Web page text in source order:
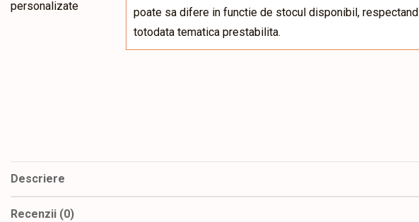
poate sa difere in functie de stocul disponibil, respectand
totodata tematica prestabilita.
Descriere
Recenzii (0)